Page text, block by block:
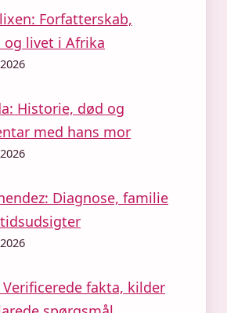
Forfatterskab,
og livet i Afrika
Historie, død og
med hans mor
Diagnose, familie
Verificerede fakta, kilder